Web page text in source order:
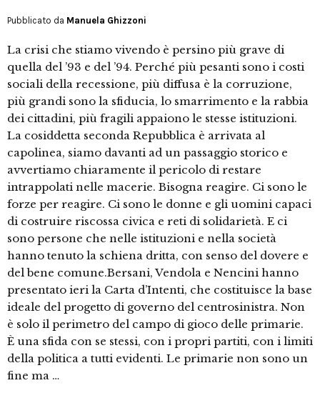
Pubblicato da Manuela Ghizzoni
La crisi che stiamo vivendo è persino più grave di
quella del ’93 e del ’94. Perché più pesanti sono i costi
sociali della recessione, più diffusa è la corruzione,
più grandi sono la sfiducia, lo smarrimento e la rabbia
dei cittadini, più fragili appaiono le stesse istituzioni.
La cosiddetta seconda Repubblica è arrivata al
capolinea, siamo davanti ad un passaggio storico e
avvertiamo chiaramente il pericolo di restare
intrappolati nelle macerie. Bisogna reagire. Ci sono le
forze per reagire. Ci sono le donne e gli uomini capaci
di costruire riscossa civica e reti di solidarietà. E ci
sono persone che nelle istituzioni e nella società
hanno tenuto la schiena dritta, con senso del dovere e
del bene comune.Bersani, Vendola e Nencini hanno
presentato ieri la Carta d’Intenti, che costituisce la base
ideale del progetto di governo del centrosinistra. Non
è solo il perimetro del campo di gioco delle primarie.
È una sfida con se stessi, con i propri partiti, con i limiti
della politica a tutti evidenti. Le primarie non sono un
fine ma …